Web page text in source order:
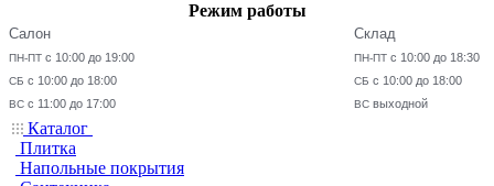
Режим работы
Салон
ПН-ПТ с 10:00 до 19:00
СБ с 10:00 до 18:00
ВС с 11:00 до 17:00
Склад
ПН-ПТ с 10:00 до 18:30
СБ с 10:00 до 18:00
ВС выходной
Каталог
Плитка
Напольные покрытия